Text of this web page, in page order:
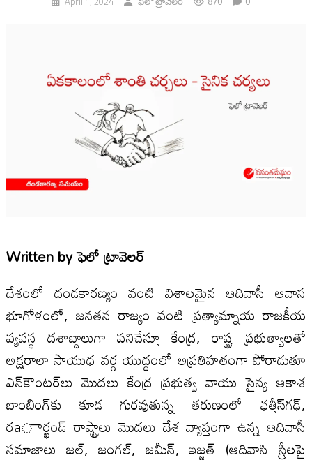
Written byఫెలో ట్రావెలర్
దేశంలో దండకారణ్యం వంటి విశాలమైన ఆదివాసీ ఆవాస
భూగోళంలో, జనతన రాజ్యం వంటి ప్రత్యామ్నాయ రాజకీయ
వ్యవస్థ దశాబ్దాలుగా పనిచేస్తూ కేంద్ర, రాష్ట్ర ప్రభుత్వాలతో
అక్షరాలా సాయుధ వర్గ యుద్ధంలో అప్రతిహతంగా పోరాడుతూ
ఎన్‌కౌంటర్‌లు మొదలు కేంద్ర ప్రభుత్వ వాయు సైన్య ఆకాశ
బాంబింగ్‌కు కూడ గురవుతున్న తరుణంలో ఛత్తీస్‌గఢ్‌,
రaార్ఖండ్‌ రాష్ట్రాలు మొదలు దేశ వ్యాప్తంగా ఉన్న ఆదివాసీ
సమాజాలు జల్‌, జంగల్‌, జమీన్‌, ఇజ్జత్‌ (ఆదివాసి స్త్రీలపై